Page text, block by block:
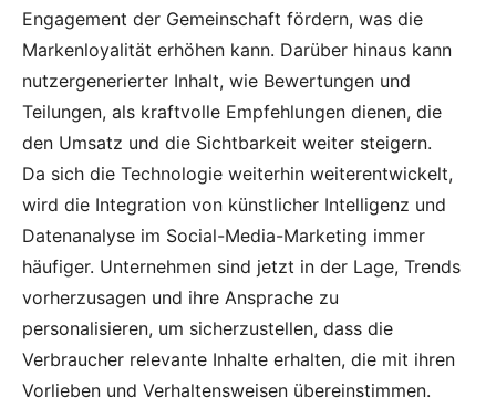
Engagement der Gemeinschaft fördern, was die
Markenloyalität erhöhen kann. Darüber hinaus kann
nutzergenerierter Inhalt, wie Bewertungen und
Teilungen, als kraftvolle Empfehlungen dienen, die
den Umsatz und die Sichtbarkeit weiter steigern.
Da sich die Technologie weiterhin weiterentwickelt,
wird die Integration von künstlicher Intelligenz und
Datenanalyse im Social-Media-Marketing immer
häufiger. Unternehmen sind jetzt in der Lage, Trends
vorherzusagen und ihre Ansprache zu
personalisieren, um sicherzustellen, dass die
Verbraucher relevante Inhalte erhalten, die mit ihren
Vorlieben und Verhaltensweisen übereinstimmen.